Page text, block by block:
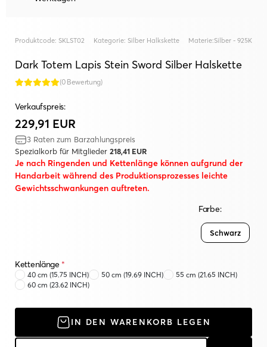
Produktcode: SKLST02 Kategorie: Silber Halkskette Materie:Silber - 925K
Dark Totem Lapis Stein Sword Silber Halskette
(0 Bewertung)
Verkaufspreis:
229,91 EUR
3 Raten zum Barzahlungspreis
Spezialkorb für Mitglieder 218,41 EUR
Je nach Ringenden und Kettenlänge können aufgrund der
Handarbeit während des Produktionsprozesses leichte
Gewichtsschwankungen auftreten.
Farbe:
Schwarz
Kettenlänge *
40 cm (15.75 INCH) 50 cm (19.69 INCH)
55 cm (21.65 INCH)
60 cm (23.62 INCH)
IN DEN WARENKORB LEGEN